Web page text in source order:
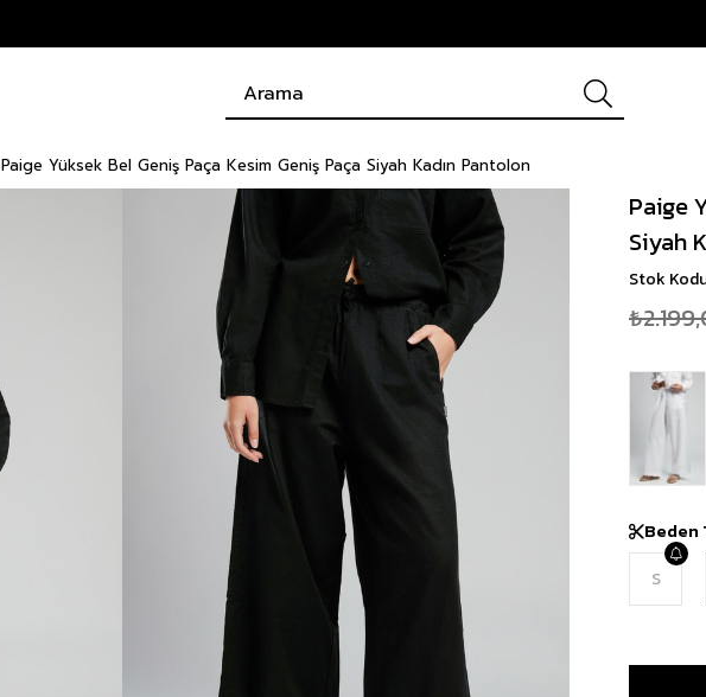
Paige Yüksek Bel Geniş Paça Kesim Geniş Paça Siyah Kadın Pantolon
Paige
Siyah
Stok
Beden
S